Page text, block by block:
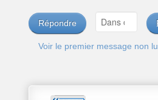
Répondre
Voir le premier message non lu